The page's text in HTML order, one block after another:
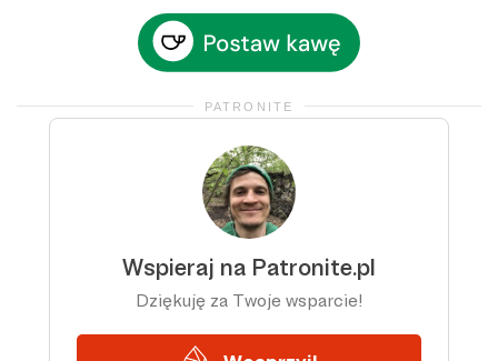
PATRONITE